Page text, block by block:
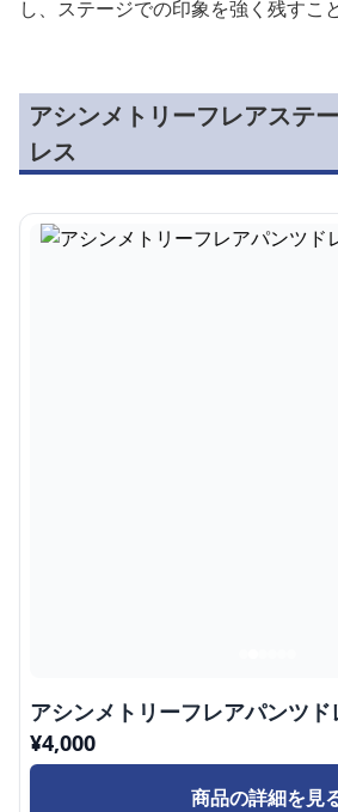
し、ステージでの印象を強く残すこ
アシンメトリーフレアステ
レス
アシンメトリーフレアパンツド
¥4,000
商品の詳細を見